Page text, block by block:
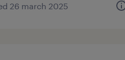
26 march 2025